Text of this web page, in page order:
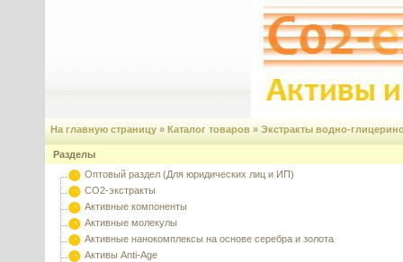
На главную страницу » Каталог товаров » Экстракты водно-
Разделы
Оптовый раздел (Для юридических лиц и ИП)
CO2-экстракты
Активные компоненты
Активные молекулы
Активные нанокомплексы на основе серебра и золота
Активы Anti-Age